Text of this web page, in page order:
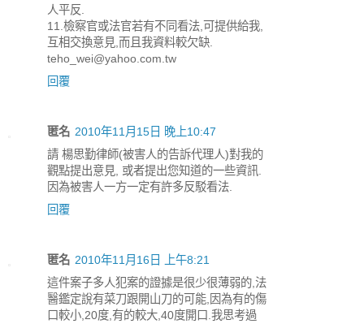
人平反.
11.檢察官或法官若有不同看法,可提供給我,
互相交換意見,而且我資料較欠缺.
teho_wei@yahoo.com.tw
回覆
匿名 2010年11月15日 晚上10:47
請 楊思勤律師(被害人的告訴代理人)對我的
觀點提出意見, 或者提出您知道的一些資訊.
因為被害人一方一定有許多反駁看法.
回覆
匿名 2010年11月16日 上午8:21
這件案子多人犯案的證據是很少很薄弱的,法
醫鑑定說有菜刀跟開山刀的可能,因為有的傷
口較小,20度,有的較大,40度開口.我思考過